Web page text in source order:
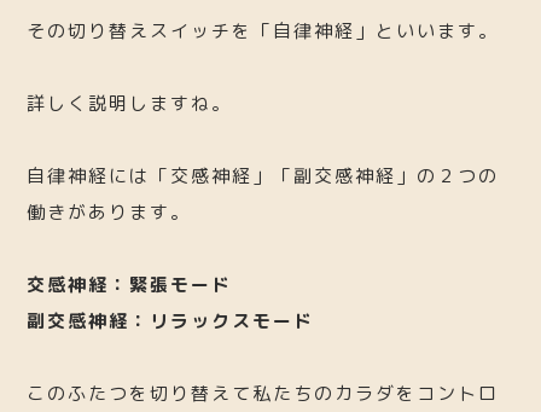
その切り替えスイッチを「自律神経」といいます。
詳しく説明しますね。
自律神経には「交感神経」「副交感神経」の２つの
働きがあります。
交感神経：緊張モード
副交感神経：リラックスモード
このふたつを切り替えて私たちのカラダをコントロ